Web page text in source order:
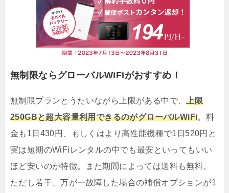
無制限ならグローバルWiFiがおすすめ！
無制限プランとうたいながら上限がある中で、上限
250GBと超大容量利用できるのがグローバルWiFi。料
金も1日430円、もしくはより高性能機種で1日520円と
実は短期のWiFiレンタルの中でも最安といってもいい
ほど安いのが特徴。また期間によっては送料も無料。
ただし若干、万が一故障した場合の補償オプションが1